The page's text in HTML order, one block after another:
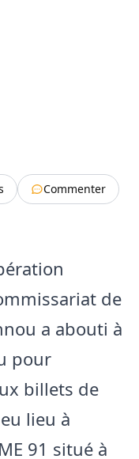
Commenter
de
a abouti à
pour
billets de
lieu à
91 situé à